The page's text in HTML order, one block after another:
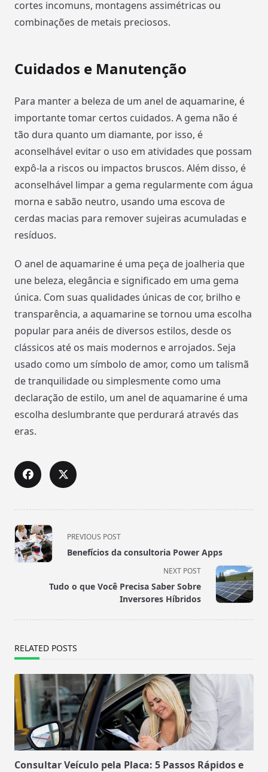
cortes incomuns, montagens assimétricas ou
combinações de metais preciosos.
Cuidados e Manutenção
Para manter a beleza de um anel de aquamarine, é
importante tomar certos cuidados. A gema não é
tão dura quanto um diamante, por isso, é
aconselhável evitar o uso em atividades que possam
expô-la a riscos ou impactos bruscos. Além disso, é
aconselhável limpar a gema regularmente com água
morna e sabão neutro, usando uma escova de
cerdas macias para remover sujeiras acumuladas e
resíduos.
O anel de aquamarine é uma peça de joalheria que
une beleza, elegância e significado em uma gema
única. Com suas qualidades únicas de cor, brilho e
transparência, a aquamarine se tornou uma escolha
popular para anéis de diversos estilos, desde os
clássicos até os mais modernos e arrojados. Seja
usado como um símbolo de amor, como um talismã
de tranquilidade ou simplesmente como uma
declaração de estilo, um anel de aquamarine é uma
escolha deslumbrante que perdurará através das
eras.
<span
class="nav-
subtitle
PREVIOUS POST
Benefícios da consultoria Power Apps
NEXT POST
Tudo o que Você Precisa Saber Sobre
Inversores Híbridos
RELATED POSTS
Consultar Veículo pela Placa: 5 Passos Rápidos e